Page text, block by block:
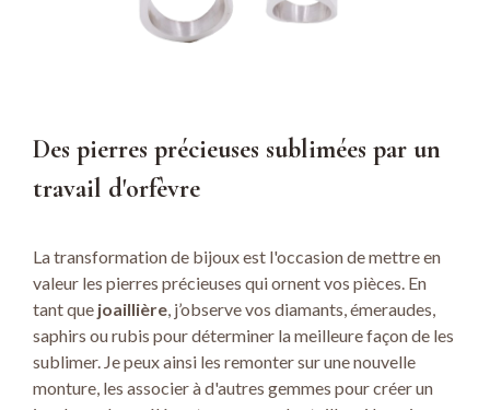
Des pierres précieuses sublimées par un
travail d'orfèvre
La transformation de bijoux est l'occasion de mettre en
valeur les pierres précieuses qui ornent vos pièces. En
tant que joaillière, j’observe vos diamants, émeraudes,
saphirs ou rubis pour déterminer la meilleure façon de les
sublimer. Je peux ainsi les remonter sur une nouvelle
monture, les associer à d'autres gemmes pour créer un